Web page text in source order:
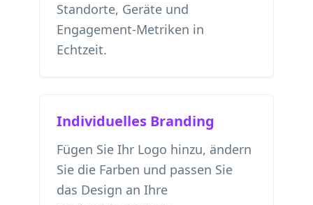
Standorte, Geräte und
Engagement-Metriken in
Echtzeit.
Individuelles Branding
Fügen Sie Ihr Logo hinzu, ändern
Sie die Farben und passen Sie
das Design an Ihre